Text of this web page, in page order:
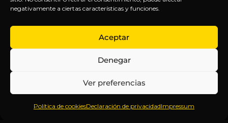
negativamente a ciertas características y funciones.
Aceptar
Denegar
Ver preferencias
Política de cookiesDeclaración de privacidadImpressum
Inteligencia
Anticipándonos
EXPLORA
Inicio
Sobre
Contenido
Webinars
LEGAL
Política
de
Términos y
Aviso
SÍGUENOS